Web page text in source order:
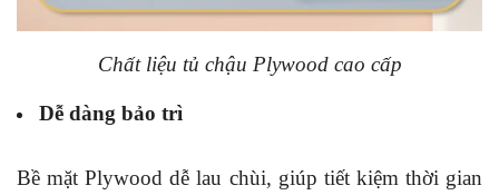
Chất liệu tủ chậu Plywood cao cấp
Dễ dàng bảo trì
Bề mặt Plywood dễ lau chùi, giúp tiết kiệm thời gian